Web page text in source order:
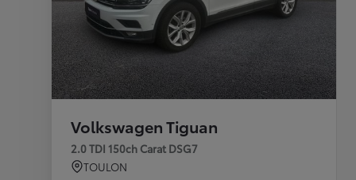
Volkswagen Tiguan
2.0 TDI 150ch Carat DSG7
TOULON